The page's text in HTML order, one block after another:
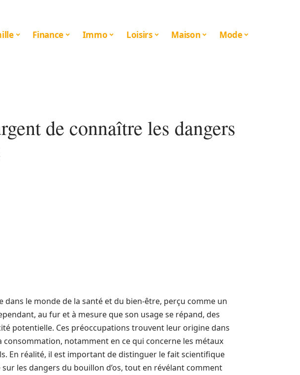
Finance Immo Loisirs Maison Mode
de connaître les dangers
dans le monde de la santé et du bien-être, perçu comme un
au fur et à mesure que son usage se répand, des
potentielle. Ces préoccupations trouvent leur origine dans
notamment en ce qui concerne les métaux
En réalité, il est important de distinguer le fait scientifique
les dangers du bouillon d’os, tout en révélant comment